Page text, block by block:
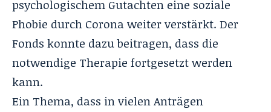
psychologischem Gutachten eine soziale
Phobie durch Corona weiter verstärkt. Der
Fonds konnte dazu beitragen, dass die
notwendige Therapie fortgesetzt werden
kann.
Ein Thema, dass in vielen Anträgen